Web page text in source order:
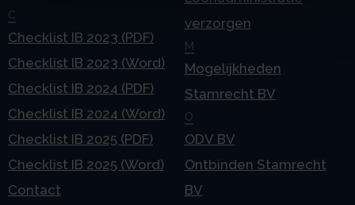
C
Checklist IB 2023 (PDF)
Checklist IB 2023 (Word)
Checklist IB 2024 (PDF)
Checklist IB 2024 (Word)
Checklist IB 2025 (PDF)
Checklist IB 2025 (Word)
Contact
verzorgen
M
Mogelijkheden
Stamrecht BV
O
ODV BV
Ontbinden Stamrecht
BV